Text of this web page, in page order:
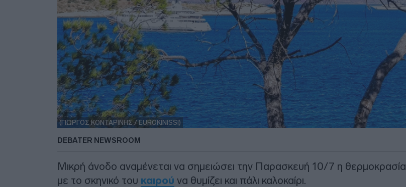
(ΓΙΩΡΓΟΣ ΚΟΝΤΑΡΙΝΗΣ / EUROKINISSI)
DEBATER NEWSROOM
Μικρή άνοδο αναμένεται να σημειώσει την Παρασκευή 10/7 η θερμοκρασία
με το σκηνικό του καιρού να θυμίζει και πάλι καλοκαίρι.